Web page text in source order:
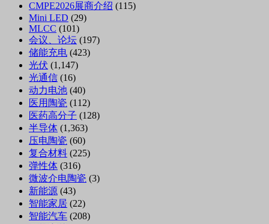
CMPE2026展商介绍 (115)
Mini LED (29)
MLCC (101)
会议、论坛 (197)
储能充电 (423)
光伏 (1,147)
光通信 (16)
动力电池 (40)
医用陶瓷 (112)
医药高分子 (128)
半导体 (1,363)
压电陶瓷 (60)
复合材料 (225)
弹性体 (316)
微波介电陶瓷 (3)
新能源 (43)
智能家居 (22)
智能汽车 (208)